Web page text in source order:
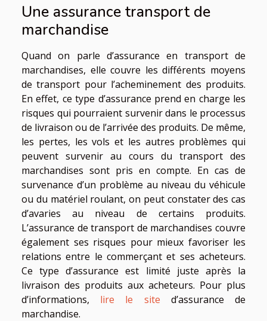
Une assurance transport de
marchandise
Quand on parle d’assurance en transport de
marchandises, elle couvre les différents moyens
de transport pour l’acheminement des produits.
En effet, ce type d’assurance prend en charge les
risques qui pourraient survenir dans le processus
de livraison ou de l’arrivée des produits. De même,
les pertes, les vols et les autres problèmes qui
peuvent survenir au cours du transport des
marchandises sont pris en compte. En cas de
survenance d’un problème au niveau du véhicule
ou du matériel roulant, on peut constater des cas
d’avaries au niveau de certains produits.
L’assurance de transport de marchandises couvre
également ses risques pour mieux favoriser les
relations entre le commerçant et ses acheteurs.
Ce type d’assurance est limité juste après la
livraison des produits aux acheteurs. Pour plus
d’informations, lire le site d’assurance de
marchandise.